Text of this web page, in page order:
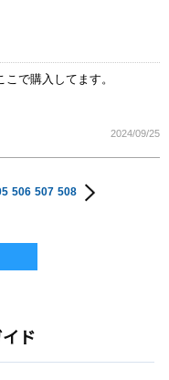
で購入してます。
2024/09/25
506 507 508
ド